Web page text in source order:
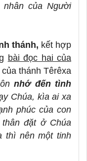
của Người
thánh, kết hợp
bài đọc hai của
thánh Têrêxa
nhớ đến tình
Chúa, kìa ai xa
phúc của con
đặt ở Chúa
thì nên một tinh